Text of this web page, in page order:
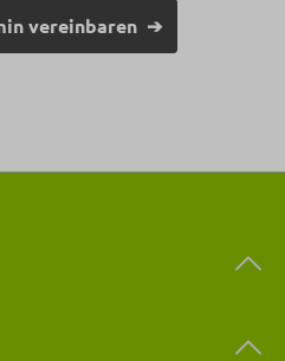
vereinbaren ➔